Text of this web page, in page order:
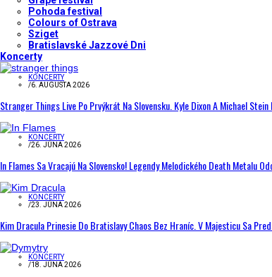
Pohoda festival
Colours of Ostrava
Sziget
Bratislavské Jazzové Dni
Koncerty
KONCERTY
/6. AUGUSTA 2026
Stranger Things Live Po Prvýkrát Na Slovensku. Kyle Dixon A Michael
KONCERTY
/26. JÚNA 2026
In Flames Sa Vracajú Na Slovensko! Legendy Melodického Death Metalu
KONCERTY
/23. JÚNA 2026
Kim Dracula Prinesie Do Bratislavy Chaos Bez Hraníc. V Majesticu Sa
KONCERTY
/18. JÚNA 2026